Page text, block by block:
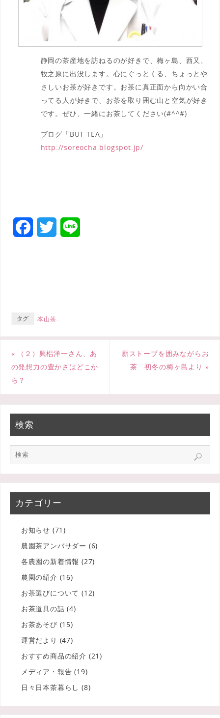
静岡の茶産地を訪ねるのが好きで、梅ヶ島、西又、
牧之原に出没します。 心にぐっとくる 、ちょっとや
さしいお茶が好きです。 お茶に真正面から向かい合
ってる人が好きで、お茶を取り囲む山と空気が好き
です。 ぜひ、一緒にお茶してください(#^^#)
ブログ「BUT TEA」
http://soreocha.blogspot.jp/
k
タグ 本山茶.
« （２）興梠洋一さん、あ
の発想力の豊かさはどこか
ら？
薪ストーブを囲みながらお
茶 初冬の梅ヶ島より »
検索
カテゴリー
お知らせ (71)
農園茶アンバサダー (6)
各農園の新着情報 (27)
農園の紹介 (16)
お茶選びについて (12)
お茶道具の話 (4)
お茶あそび (15)
運営だより (47)
おすすめ商品の紹介 (21)
メディア・報告 (19)
日々日本茶暮らし (8)